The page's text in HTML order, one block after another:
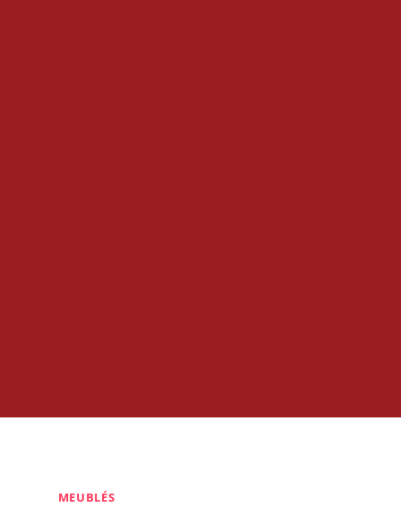
MEUBLÉS